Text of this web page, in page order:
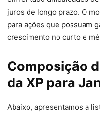
juros de longo prazo. O
para ações que possuam
crescimento no curto e
Composição
da XP para
Abaixo, apresentamos a